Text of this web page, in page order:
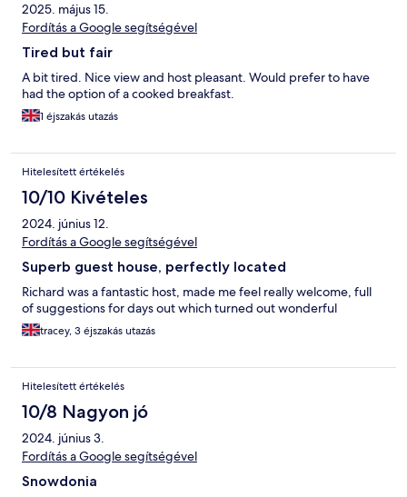
2025. május 15.
Fordítás a Google segítségével
Tired but fair
A bit tired. Nice view and host pleasant. Would prefer to have
had the option of a cooked breakfast.
1 éjszakás utazás
Hitelesített értékelés
10/10 Kivételes
2024. június 12.
Fordítás a Google segítségével
Superb guest house, perfectly located
Richard was a fantastic host, made me feel really welcome, full
of suggestions for days out which turned out wonderful
tracey, 3 éjszakás utazás
Hitelesített értékelés
10/8 Nagyon jó
2024. június 3.
Fordítás a Google segítségével
Snowdonia